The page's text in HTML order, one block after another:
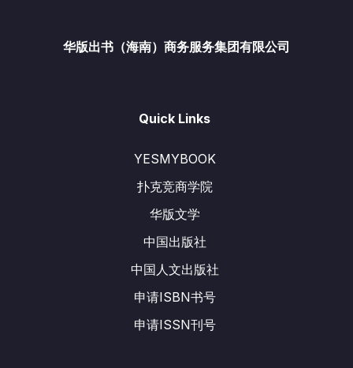
华版出书（海南）商务服务集团有限公司
Quick Links
YESMYBOOK
扑克竞商学院
华版文学
中国出版社
中国人文出版社
申请ISBN书号
申请ISSN刊号